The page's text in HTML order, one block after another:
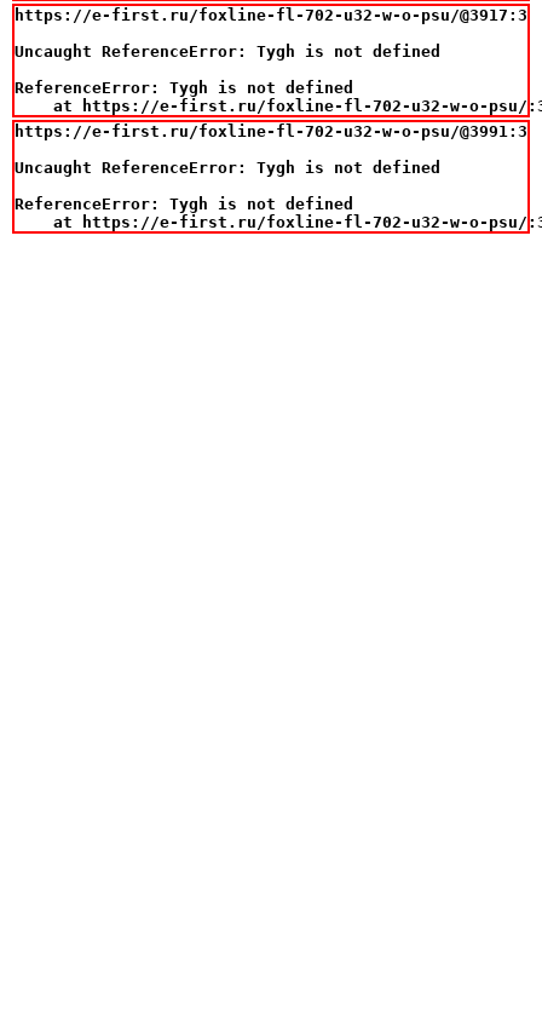
https://e-first.ru/foxline-fl-702-u32-w-o-psu/@3917:3
Uncaught ReferenceError: Tygh is not defined
ReferenceError: Tygh is not defined
at https://e-first.ru/foxline-fl-702-u32-w-o-psu/
https://e-first.ru/foxline-fl-702-u32-w-o-psu/@3991:3
Uncaught ReferenceError: Tygh is not defined
ReferenceError: Tygh is not defined
at https://e-first.ru/foxline-fl-702-u32-w-o-psu/